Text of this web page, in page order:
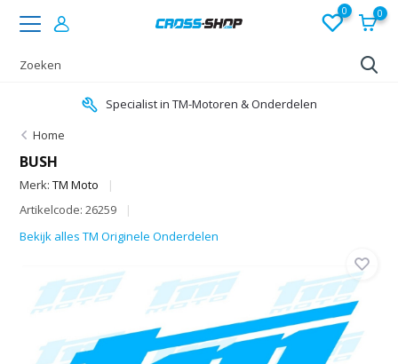
0 0
Specialist in TM-Motoren & Onderdelen
Home
BUSH
Merk:TM Moto
Artikelcode: 26259
Bekijk alles TM Originele Onderdelen